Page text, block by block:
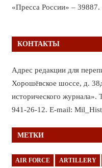
«Пресса России» – 39887.
КОНТАКТЫ
Адрес редакции для
Хорошёвское шоссе, д.
исторического
941-26-12. E-mail:
МЕТКИ
AIR FORCE ARTILLERY